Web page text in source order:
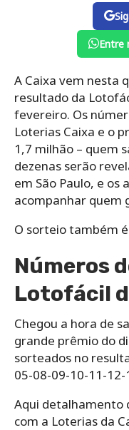
Entre
A Caixa vem nesta
resultado da
fevereiro. Os
Loterias Caixa e o
1,7 milhão – quem
dezenas serão
em São Paulo, e os
acompanhar quem
O sorteio também
Números
Lotofácil
Chegou a hora de
grande prêmio do
sorteados no
05-08-09-10-11-
Aqui detalhamento
com a Loterias da